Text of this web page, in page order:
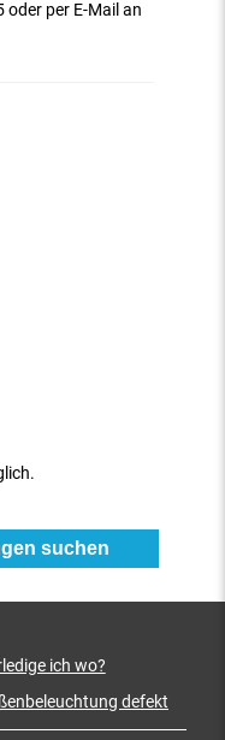
per E-Mail an
suchen
ich wo?
defekt